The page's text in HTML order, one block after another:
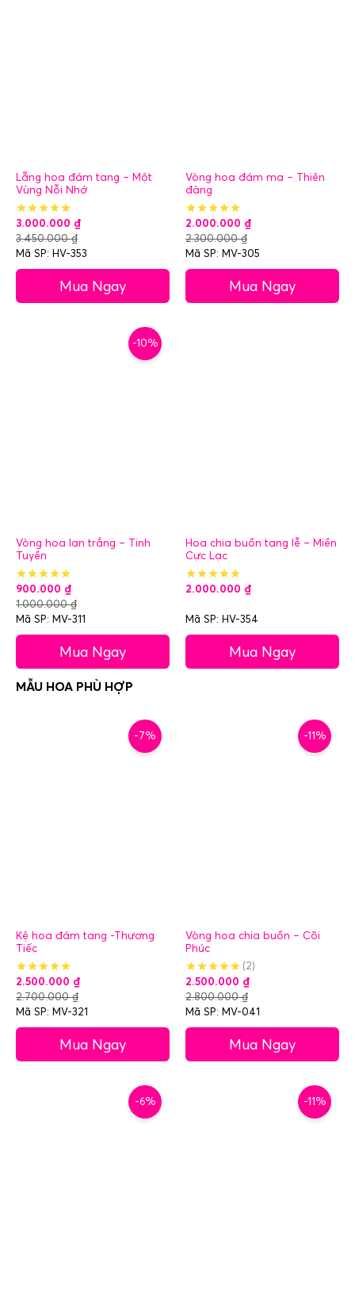
Lẵng hoa đám tang – Một
Vùng Nỗi Nhớ
3.000.000 ₫
3.450.000₫
Mã SP: HV-353
Mua Ngay
Vòng hoa đám ma – Thiên
đàng
2.000.000 ₫
2.300.000₫
Mã SP: MV-305
Mua Ngay
-10%
Vòng hoa lan trắng – Tinh
Tuyền
900.000 ₫
1.000.000₫
Mã SP: MV-311
Mua Ngay
Hoa chia buồn tang lễ – Miền
Cực Lạc
2.000.000 ₫
Mã SP: HV-354
Mua Ngay
-7%
Kệ hoa đám tang -Thương
Tiếc
2.500.000 ₫
2.700.000₫
Mã SP: MV-321
Mua Ngay
-11%
Vòng hoa chia buồn – Cõi
Phúc
(2)
2.500.000 ₫
2.800.000₫
Mã SP: MV-041
Mua Ngay
-6% -11%